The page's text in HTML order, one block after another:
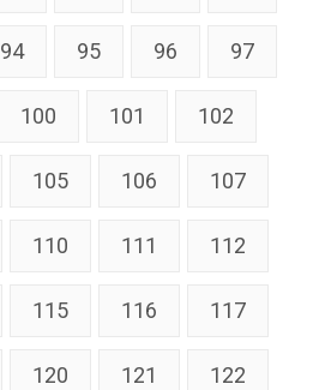
94 95 96 97
100 101 102
105 106 107
110 111 112
115 116 117
120 121 122